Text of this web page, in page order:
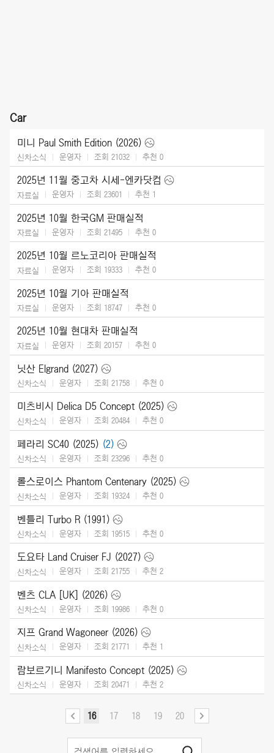
Car
미니 Paul Smith Edition (2026)
신차소식 운영자 조회 21032 추천 0
2025년 11월 중고차 시세-엔카닷컴
자료실 운영자 조회 23601 추천 1
2025년 10월 한국GM 판매실적
자료실 운영자 조회 21495 추천 0
2025년 10월 르노코리아 판매실적
자료실 운영자 조회 19333 추천 0
2025년 10월 기아 판매실적
자료실 운영자 조회 18747 추천 0
2025년 10월 현대차 판매실적
자료실 운영자 조회 20157 추천 0
닛산 Elgrand (2027)
신차소식 운영자 조회 21758 추천 0
미츠비시 Delica D5 Concept (2025)
신차소식 운영자 조회 20484 추천 0
페라리 SC40 (2025) (2)
신차소식 운영자 조회 23296 추천 0
롤스로이스 Phantom Centenary (2025)
신차소식 운영자 조회 19324 추천 0
벤틀리 Turbo R (1991)
신차소식 운영자 조회 19515 추천 0
도요타 Land Cruiser FJ (2027)
신차소식 운영자 조회 21755 추천 2
벤츠 CLA [UK] (2026)
신차소식 운영자 조회 19986 추천 0
지프 Grand Wagoneer (2026)
신차소식 운영자 조회 21771 추천 1
람보르기니 Manifesto Concept (2025)
신차소식 운영자 조회 20471 추천 2
16 17 18 19 20